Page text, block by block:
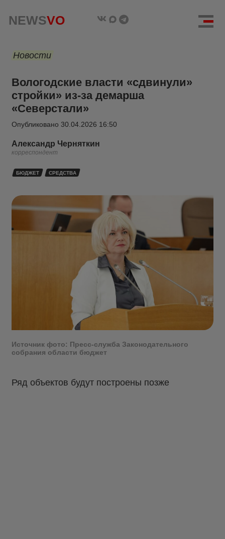
NEWSVO
Новости
Вологодские власти «сдвинули»
стройки» из-за демарша
«Северстали»
Опубликовано 30.04.2026 16:50
Александр Черняткин
корреспондент
БЮДЖЕТ СРЕДСТВА
Источник фото: Пресс-служба Законодательного
собрания области бюджет
Ряд объектов будут построены позже